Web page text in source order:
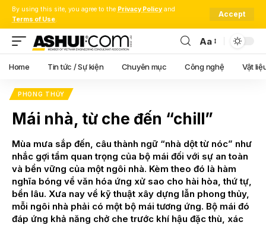
By using this site, you agree to the Privacy Policy and
Terms of Use.
Accept
Font
Resizer
Aa
Home Tin tức / Sự kiện Chuyên mục Công nghệ Vật
PHONG THỦY
Mái nhà, từ che đến “chill”
Mùa mưa sắp đến, câu thành ngữ “nhà dột từ nóc” như
nhắc gợi tầm quan trọng của bộ mái đối với sự an toàn
và bền vững của một ngôi nhà. Kèm theo đó là hàm
nghĩa bóng về văn hóa ứng xử sao cho hài hòa, thứ tự,
bền lâu. Xưa nay về kỹ thuật xây dựng lẫn phong thủy,
mỗi ngôi nhà phải có một bộ mái tương ứng. Bộ mái đó
đáp ứng khả năng chở che trước khí hậu đặc thù, xác